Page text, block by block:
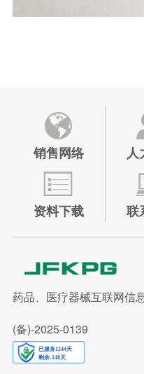
销售网络 人
资料下载 联
药品、医疗器械互联网信
(备)-2025-0139